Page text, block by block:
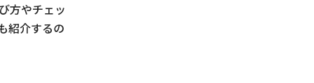
方やチェッ
紹介するの